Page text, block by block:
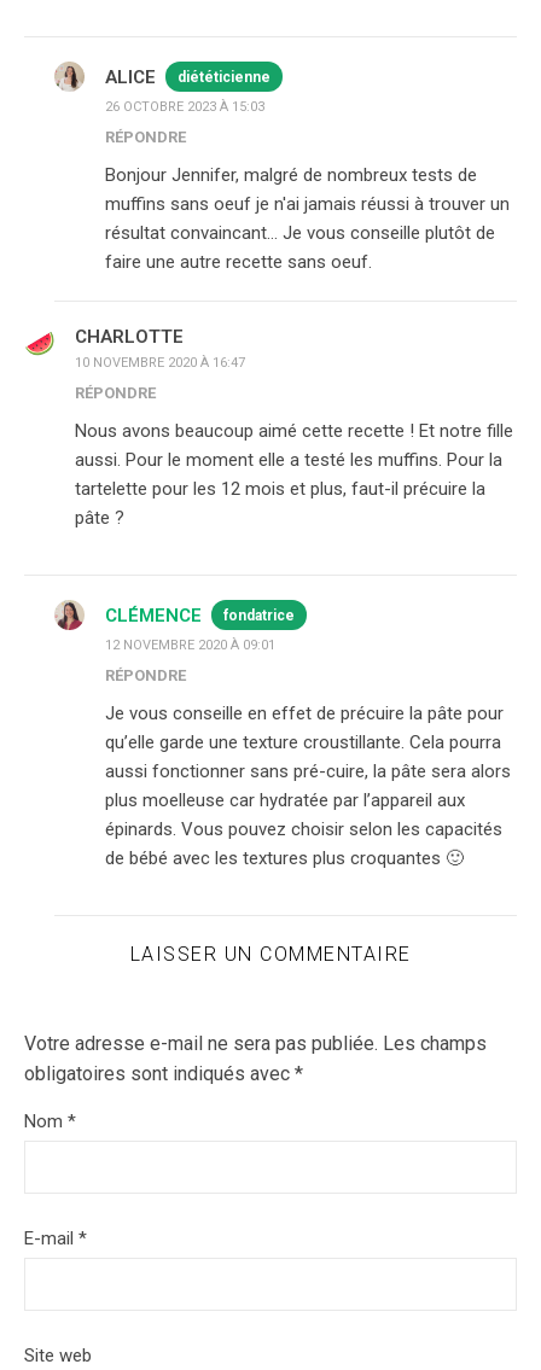
ALICE diététicienne
26 OCTOBRE 2023 À 15:03
RÉPONDRE
Bonjour Jennifer, malgré de nombreux tests de
muffins sans oeuf je n'ai jamais réussi à trouver un
résultat convaincant… Je vous conseille plutôt de
faire une autre recette sans oeuf.
CHARLOTTE
10 NOVEMBRE 2020 À 16:47
RÉPONDRE
Nous avons beaucoup aimé cette recette ! Et notre fille
aussi. Pour le moment elle a testé les muffins. Pour la
tartelette pour les 12 mois et plus, faut-il précuire la
pâte ?
CLÉMENCE fondatrice
12 NOVEMBRE 2020 À 09:01
RÉPONDRE
Je vous conseille en effet de précuire la pâte pour
qu’elle garde une texture croustillante. Cela pourra
aussi fonctionner sans pré-cuire, la pâte sera alors
plus moelleuse car hydratée par l’appareil aux
épinards. Vous pouvez choisir selon les capacités
de bébé avec les textures plus croquantes 🙂
LAISSER UN COMMENTAIRE
Votre adresse e-mail ne sera pas publiée. Les champs
obligatoires sont indiqués avec *
Nom *
E-mail *
Site web